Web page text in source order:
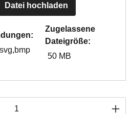
Datei hochladen
Zugelassene
Dateigröße:
50 MB
den gewünschten